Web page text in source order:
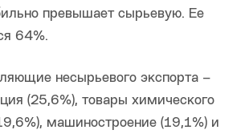
превышает сырьевую. Ее
64%.
несырьевого экспорта –
(25,6%), товары химического
машиностроение (19,1%) и